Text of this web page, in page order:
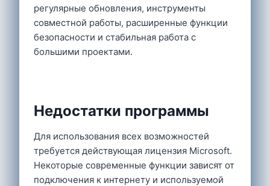
регулярные обновления, инструменты
совместной работы, расширенные функции
безопасности и стабильная работа с
большими проектами.
Недостатки программы
Для использования всех возможностей
требуется действующая лицензия Microsoft.
Некоторые современные функции зависят от
подключения к интернету и используемой